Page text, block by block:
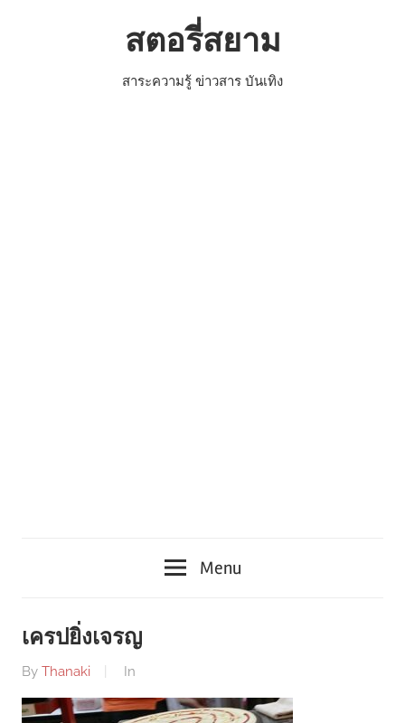
สตอรี่สยาม
สาระความรู้ ข่าวสาร บันเทิง
Menu
เครปยิ่งเจรญ
By Thanaki In